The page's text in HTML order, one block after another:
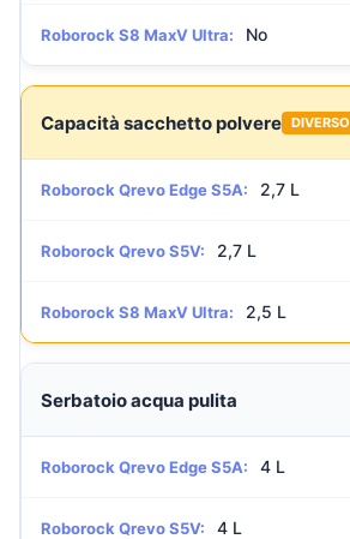
Roborock S8 MaxV Ultra: No
Capacità sacchetto polvere DIVERSO
Roborock Qrevo Edge S5A: 2,7 L
Roborock Qrevo S5V: 2,7 L
Roborock S8 MaxV Ultra: 2,5 L
Serbatoio acqua pulita
Roborock Qrevo Edge S5A: 4 L
Roborock Qrevo S5V: 4 L